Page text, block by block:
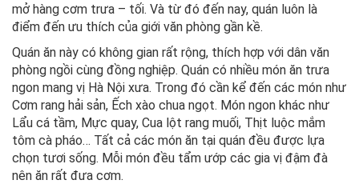
mở hàng cơm trưa – tối. Và từ đó đến nay, quán luôn là
điểm đến ưu thích của giới văn phòng gần kề.
Quán ăn này có không gian rất rộng, thích hợp với dân văn
phòng ngồi cùng đồng nghiệp. Quán có nhiều món ăn trưa
ngon mang vị Hà Nội xưa. Trong đó cần kể đến các món như
Cơm rang hải sản, Ếch xào chua ngọt. Món ngon khác như
Lẩu cá tầm, Mực quay, Cua lột rang muối, Thịt luộc mắm
tôm cà pháo… Tất cả các món ăn tại quán đều được lựa
chọn tươi sống. Mỗi món đều tẩm ướp các gia vị đậm đà
nên ăn rất đưa cơm.